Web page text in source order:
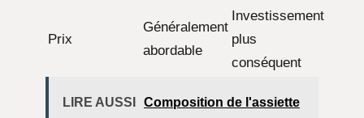
Prix
Généralement
abordable
Investissement
plus
conséquent
LIRE AUSSI
Composition de l'assiette